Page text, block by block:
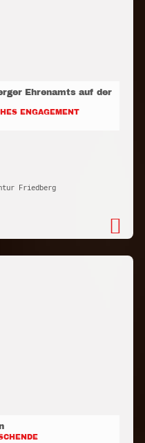
Ehrenamts auf der
ENGAGEMENT
Friedberg